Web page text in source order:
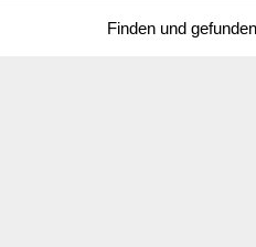
Finden und